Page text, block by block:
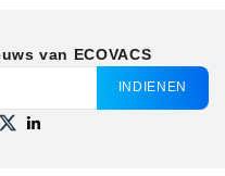
van ECOVACS
INDIENEN